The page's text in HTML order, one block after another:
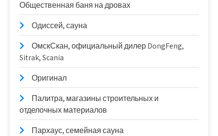
Общественная баня на дровах
Одиссей, сауна
ОмскСкан, официальный дилер DongFeng,
Sitrak, Scania
Оригинал
Палитра, магазины строительных и
отделочных материалов
Пархаус, семейная сауна